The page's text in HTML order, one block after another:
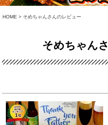
HOME そめちゃんさんのレビュー
そめちゃん